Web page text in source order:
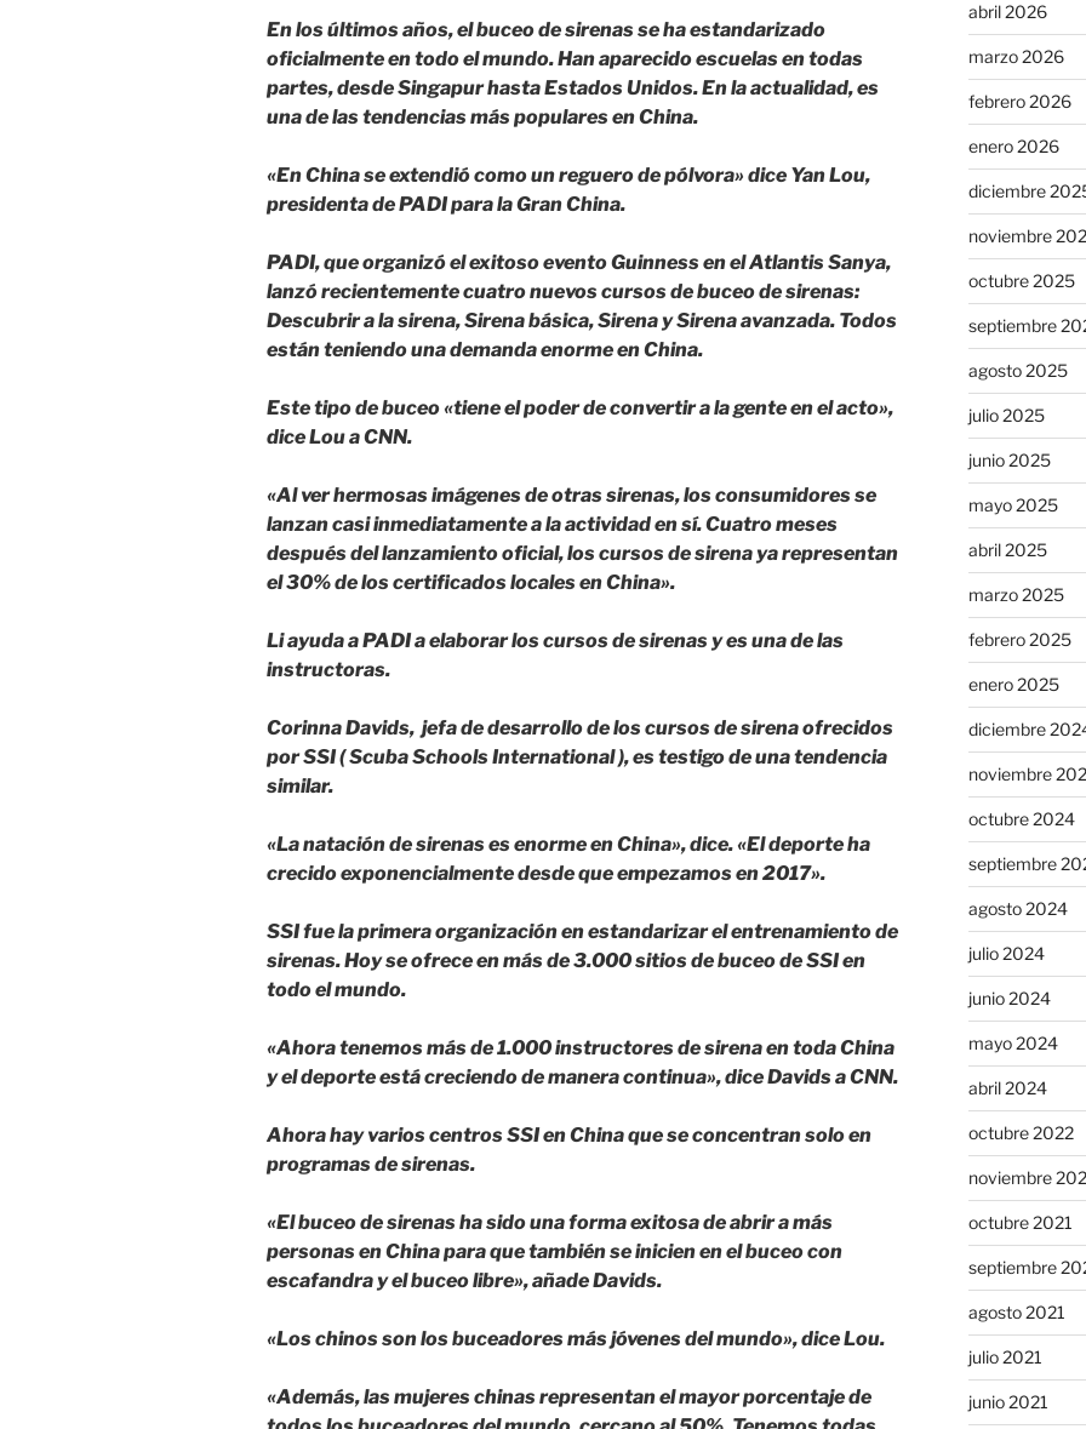
En los últimos años, el buceo de sirenas se ha estandarizado
oficialmente en todo el mundo. Han aparecido escuelas en todas
partes, desde Singapur hasta Estados Unidos. En la actualidad, es
una de las tendencias más populares en China.
«En China se extendió como un reguero de pólvora» dice Yan Lou,
presidenta de PADI para la Gran China.
PADI, que organizó el exitoso evento Guinness en el Atlantis Sanya,
lanzó recientemente cuatro nuevos cursos de buceo de sirenas:
Descubrir a la sirena, Sirena básica, Sirena y Sirena avanzada. Todos
están teniendo una demanda enorme en China.
Este tipo de buceo «tiene el poder de convertir a la gente en el acto»,
dice Lou a CNN.
«Al ver hermosas imágenes de otras sirenas, los consumidores se
lanzan casi inmediatamente a la actividad en sí. Cuatro meses
después del lanzamiento oficial, los cursos de sirena ya representan
el 30% de los certificados locales en China».
Li ayuda a PADI a elaborar los cursos de sirenas y es una de las
instructoras.
Corinna Davids, jefa de desarrollo de los cursos de sirena ofrecidos
por SSI ( Scuba Schools International ), es testigo de una tendencia
similar.
«La natación de sirenas es enorme en China», dice. «El deporte ha
crecido exponencialmente desde que empezamos en 2017».
SSI fue la primera organización en estandarizar el entrenamiento de
sirenas. Hoy se ofrece en más de 3.000 sitios de buceo de SSI en
todo el mundo.
«Ahora tenemos más de 1.000 instructores de sirena en toda China
y el deporte está creciendo de manera continua», dice Davids a CNN.
Ahora hay varios centros SSI en China que se concentran solo en
programas de sirenas.
«El buceo de sirenas ha sido una forma exitosa de abrir a más
personas en China para que también se inicien en el buceo con
escafandra y el buceo libre», añade Davids.
«Los chinos son los buceadores más jóvenes del mundo», dice Lou.
«Además, las mujeres chinas representan el mayor porcentaje de
abril 2026
marzo 2026
febrero 2026
enero 2026
diciembre
noviembre
octubre 2025
septiembre
agosto 2025
julio 2025
junio 2025
mayo 2025
abril 2025
marzo 2025
febrero 2025
enero 2025
diciembre
noviembre
octubre 2024
septiembre
agosto 2024
julio 2024
junio 2024
mayo 2024
abril 2024
octubre 2022
noviembre
octubre 2021
septiembre
agosto 2021
julio 2021
junio 2021